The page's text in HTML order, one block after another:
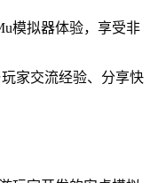
模拟器体验，享受非
家交流经验、分享快